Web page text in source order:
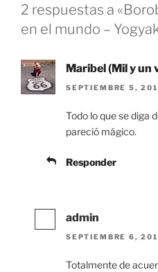
2 respuestas a
en el mundo –
Maribel (Mil y un
SEPTIEMBRE 5,
Todo lo que se diga
pareció mágico.
Responder
admin
SEPTIEMBRE 6,
Totalmente de